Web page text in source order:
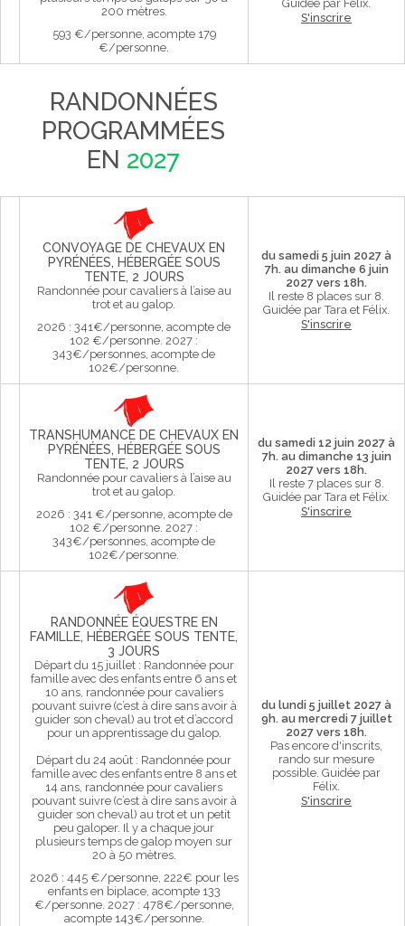
200 mètres.
593 €/personne, acompte 179
€/personne.
Guidée par Félix.
S'inscrire
RANDONNÉES
PROGRAMMÉES
EN 2027
CONVOYAGE DE CHEVAUX EN
PYRÉNÉES, HÉBERGÉE SOUS
TENTE, 2 JOURS
Randonnée pour cavaliers à l’aise au
trot et au galop.
2026 : 341€/personne, acompte de
102 €/personne. 2027 :
343€/personnes, acompte de
102€/personne.
du samedi 5 juin 2027 à
7h. au dimanche 6 juin
2027 vers 18h.
Il reste 8 places sur 8.
Guidée par Tara et Félix.
S'inscrire
TRANSHUMANCE DE CHEVAUX EN
PYRÉNÉES, HÉBERGÉE SOUS
TENTE, 2 JOURS
Randonnée pour cavaliers à l’aise au
trot et au galop.
2026 : 341 €/personne, acompte de
102 €/personne. 2027 :
343€/personnes, acompte de
102€/personne.
du samedi 12 juin 2027 à
7h. au dimanche 13 juin
2027 vers 18h.
Il reste 7 places sur 8.
Guidée par Tara et Félix.
S'inscrire
RANDONNÉE ÉQUESTRE EN
FAMILLE, HÉBERGÉE SOUS TENTE,
3 JOURS
Départ du 15 juillet : Randonnée pour
famille avec des enfants entre 6 ans et
10 ans, randonnée pour cavaliers
pouvant suivre (c’est à dire sans avoir à
guider son cheval) au trot et d’accord
pour un apprentissage du galop.
Départ du 24 août : Randonnée pour
famille avec des enfants entre 8 ans et
14 ans, randonnée pour cavaliers
pouvant suivre (c’est à dire sans avoir à
guider son cheval) au trot et un petit
peu galoper. Il y a chaque jour
plusieurs temps de galop moyen sur
20 à 50 mètres.
2026 : 445 €/personne, 222€ pour les
enfants en biplace, acompte 133
€/personne. 2027 : 478€/personne,
acompte 143€/personne.
du lundi 5 juillet 2027 à
9h. au mercredi 7 juillet
2027 vers 18h.
Pas encore d'inscrits,
rando sur mesure
possible. Guidée par
Félix.
S'inscrire